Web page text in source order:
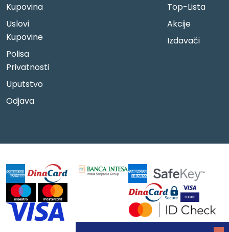
Kupovina
Uslovi
Kupovine
Polisa
Privatnosti
Uputstvo
Odjava
Top-Lista
Akcije
Izdavači